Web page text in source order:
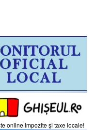
online impozite şi taxe locale!